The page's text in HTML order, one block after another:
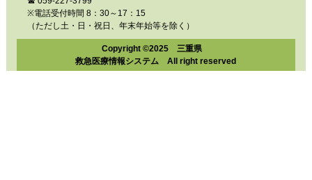
※電話受付時間 8：30～17：15
（ただし土・日・祝日、年末年始等を除く）
Copyright ©2025 三重県
救急医療情報システム All right reserved